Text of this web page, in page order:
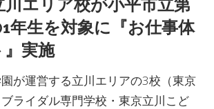
川エリア校が小平市立第
年生を対象に『お仕事体
実施
が運営する立川エリアの3校（東京
ライダル専門学校・東京立川こど